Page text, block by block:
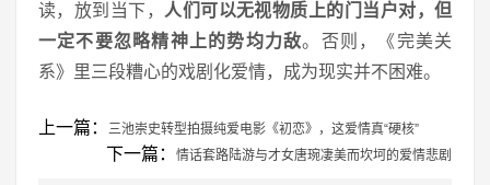
读，放到当下，
人们可以无视物质上的门当户对，但
一定不要忽略精神上的势均力敌。否则，《完美关
系》里三段糟心的戏剧化爱情，成为现实并不困难。
上一篇： 三池崇史转型拍摄纯爱电影《初恋》，这爱情真“硬核”
下一篇： 情话套路陆游与才女唐琬凄美而坎坷的爱情悲剧